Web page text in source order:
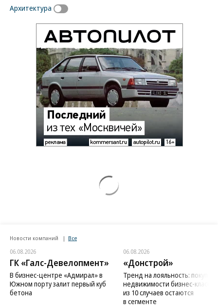
Архитектура
Новости компаний Все
06.08.2026
ГК «Галс-Девелопмент»
В бизнес-центре «Адмирал» в
Южном порту залит первый куб
бетона
06.08.2026
«Донстрой»
Тренд на лояльность:
недвижимости бизнес-класса
из 10 случаев остаются
в сегменте